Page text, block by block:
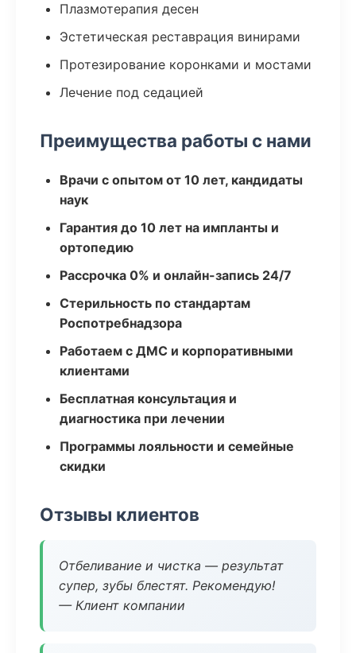
Плазмотерапия десен
Эстетическая реставрация винирами
Протезирование коронками и мостами
Лечение под седацией
Преимущества работы с нами
Врачи с опытом от 10 лет, кандидаты
наук
Гарантия до 10 лет на импланты и
ортопедию
Рассрочка 0% и онлайн-запись 24/7
Стерильность по стандартам
Роспотребнадзора
Работаем с ДМС и корпоративными
клиентами
Бесплатная консультация и
диагностика при лечении
Программы лояльности и семейные
скидки
Отзывы клиентов
Отбеливание и чистка — результат
супер, зубы блестят. Рекомендую!
— Клиент компании